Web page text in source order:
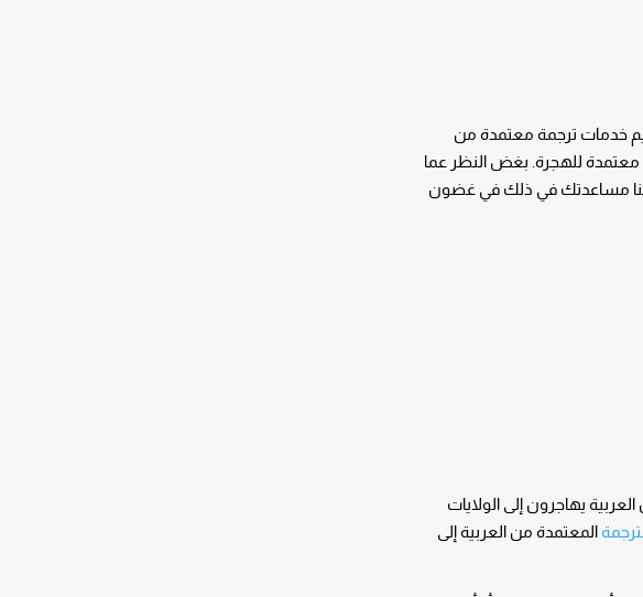
خدمات ترجمة معتمدة من
معتمدة للهجرة. بغض النظر عما
مساعدتك في ذلك في غضون
يهاجرون إلى الولايات
المعتمدة من العربية إلى